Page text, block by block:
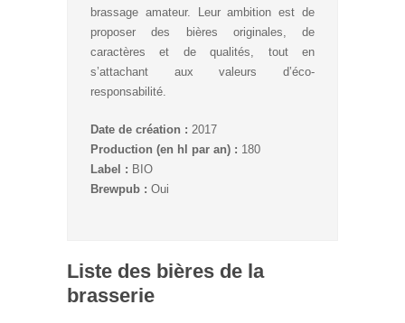
brassage amateur. Leur ambition est de
proposer des bières originales, de
caractères et de qualités, tout en
s’attachant aux valeurs d’éco-
responsabilité.
Date de création : 2017
Production (en hl par an) : 180
Label : BIO
Brewpub : Oui
Liste des bières de la
brasserie